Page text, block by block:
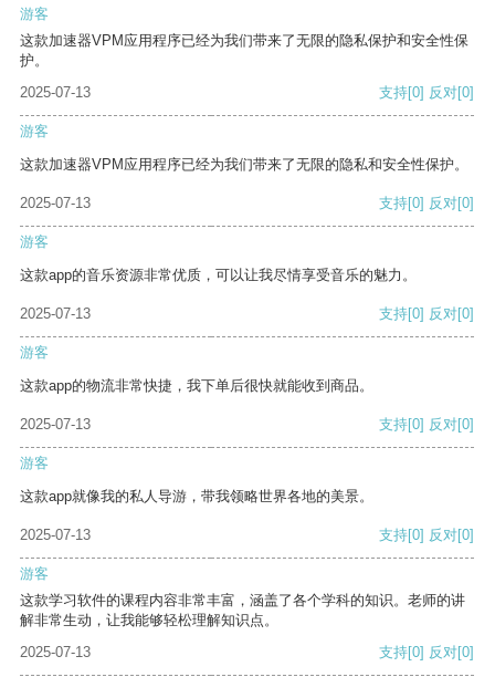
游客
这款加速器VPM应用程序已经为我们带来了无限的隐私保护和安全性保
护。
2025-07-13
支持[0] 反对[0]
游客
这款加速器VPM应用程序已经为我们带来了无限的隐私和安全性保护。
2025-07-13 支持[0] 反对[0]
游客
这款app的音乐资源非常优质，可以让我尽情享受音乐的魅力。
2025-07-13 支持[0] 反对[0]
游客
这款app的物流非常快捷，我下单后很快就能收到商品。
2025-07-13 支持[0] 反对[0]
游客
这款app就像我的私人导游，带我领略世界各地的美景。
2025-07-13 支持[0] 反对[0]
游客
这款学习软件的课程内容非常丰富，涵盖了各个学科的知识。老师的讲
解非常生动，让我能够轻松理解知识点。
2025-07-13
支持[0] 反对[0]